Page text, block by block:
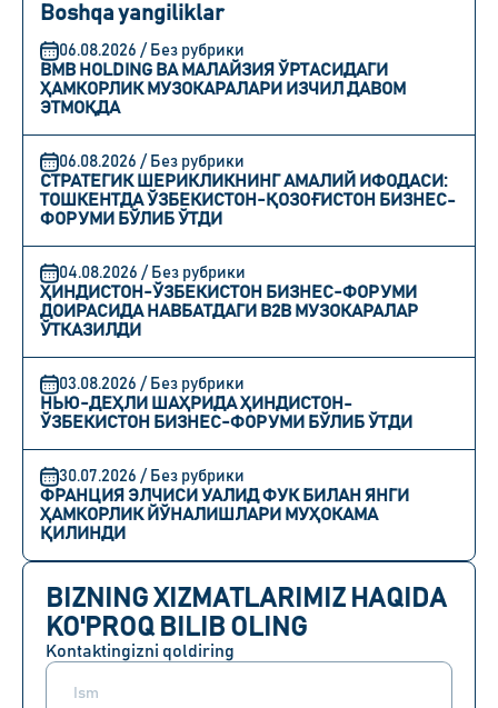
Boshqa yangiliklar
06.08.2026 / Без рубрики
BMB HOLDING ВА МАЛАЙЗИЯ ЎРТАСИДАГИ
ҲАМКОРЛИК МУЗОКАРАЛАРИ ИЗЧИЛ ДАВОМ
ЭТМОҚДА
06.08.2026 / Без рубрики
СТРАТЕГИК ШЕРИКЛИКНИНГ АМАЛИЙ ИФОДАСИ:
ТОШКЕНТДА ЎЗБЕКИСТОН-ҚОЗОҒИСТОН БИЗНЕС-
ФОРУМИ БЎЛИБ ЎТДИ
04.08.2026 / Без рубрики
ҲИНДИСТОН-ЎЗБЕКИСТОН БИЗНЕС-ФОРУМИ
ДОИРАСИДА НАВБАТДАГИ B2B МУЗОКАРАЛАР
ЎТКАЗИЛДИ
03.08.2026 / Без рубрики
НЬЮ-ДЕҲЛИ ШАҲРИДА ҲИНДИСТОН-
ЎЗБЕКИСТОН БИЗНЕС-ФОРУМИ БЎЛИБ ЎТДИ
30.07.2026 / Без рубрики
ФРАНЦИЯ ЭЛЧИСИ УАЛИД ФУК БИЛАН ЯНГИ
ҲАМКОРЛИК ЙЎНАЛИШЛАРИ МУҲОКАМА
ҚИЛИНДИ
BIZNING XIZMATLARIMIZ HAQIDA
KO'PROQ BILIB OLING
Kontaktingizni qoldiring